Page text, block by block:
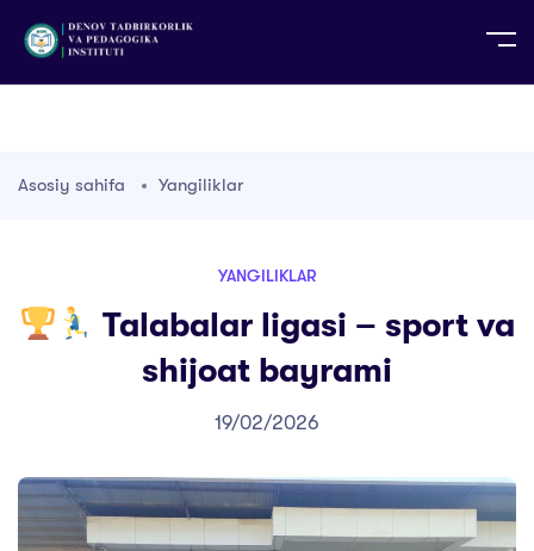
TG TR
Asosiy sahifa Yangiliklar
YANGILIKLAR
Talabalar ligasi – sport va
shijoat bayrami
19/02/2026